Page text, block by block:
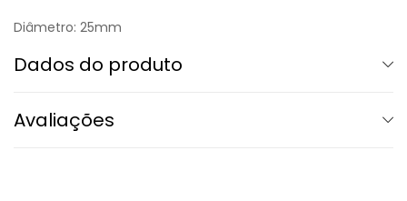
Diâmetro: 25mm
Dados do produto
Avaliações